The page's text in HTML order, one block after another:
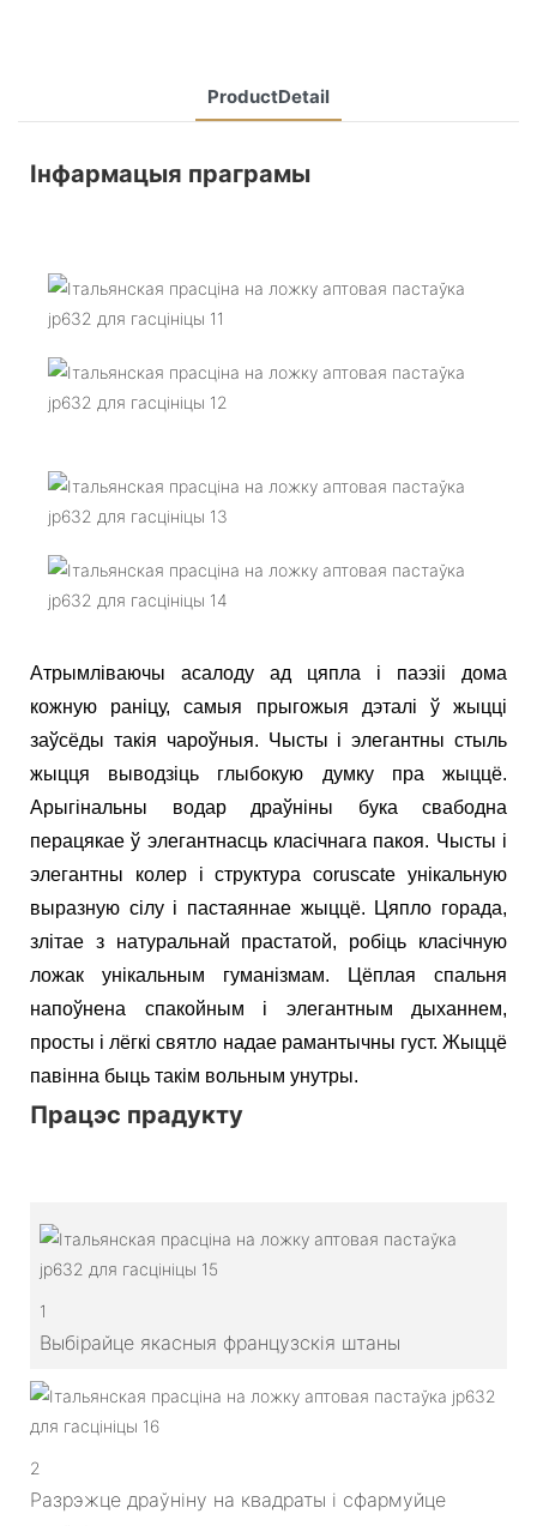
ProductDetail
Інфармацыя праграмы
Атрымліваючы асалоду ад цяпла і паэзіі дома
кожную раніцу, самыя прыгожыя дэталі ў жыцці
заўсёды такія чароўныя. Чысты і элегантны стыль
жыцця выводзіць глыбокую думку пра жыццё.
Арыгінальны водар драўніны бука свабодна
перацякае ў элегантнасць класічнага пакоя. Чысты і
элегантны колер і структура coruscate унікальную
выразную сілу і пастаяннае жыццё. Цяпло горада,
злітае з натуральнай прастатой, робіць класічную
ложак унікальным гуманізмам. Цёплая спальня
напоўнена спакойным і элегантным дыханнем,
просты і лёгкі святло надае рамантычны густ. Жыццё
павінна быць такім вольным унутры.
Працэс прадукту
1
Выбірайце якасныя французскія штаны
2
Разрэжце драўніну на квадраты і сфармуйце